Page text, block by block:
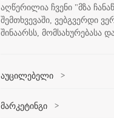
ფაკულტეტი
10 ფაქტი
ადმინისტრაცია
აღწერილია ჩვენი "მზა
შემთხვევაში, ვებგვერდი
შინაარსს, მომსახურებასა
აუცილებელი >
ვებსაიტის გამართული
ფაილები.
მარკეტინგი >